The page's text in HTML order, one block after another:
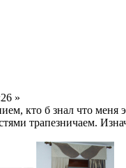
»
кто б знал что меня
трапезничаем.